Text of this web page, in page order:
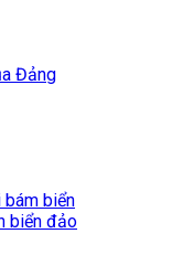
Đảng
biển
biển đảo